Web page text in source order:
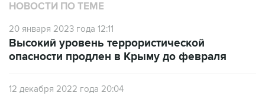
НОВОСТИ ПО ТЕМЕ
20 января 2023 года 12:11
Высокий уровень террористической
опасности продлен в Крыму до февраля
12 декабря 2022 года 20:04